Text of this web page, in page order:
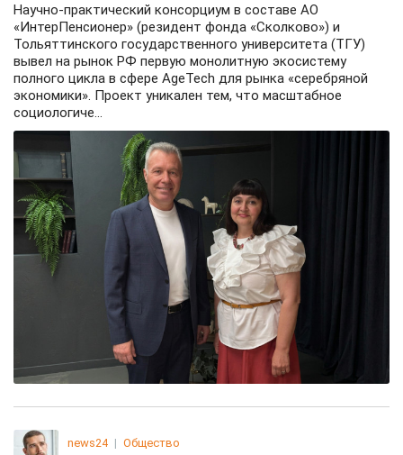
Научно-практический консорциум в составе АО
«ИнтерПенсионер» (резидент фонда «Сколково») и
Тольяттинского государственного университета (ТГУ)
вывел на рынок РФ первую монолитную экосистему
полного цикла в сфере AgeTech для рынка «серебряной
экономики». Проект уникален тем, что масштабное
социологиче...
news24 | Общество